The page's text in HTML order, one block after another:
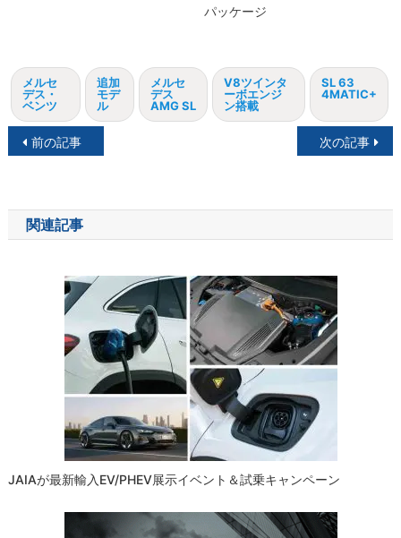
パッケージ
メルセ
デス・
ベンツ
追加
モデ
ル
メルセ
デス
AMG SL
V8ツインタ
ーボエンジ
ン搭載
SL 63
4MATIC+
投
ナ
ビ
前の記事 次の記事
関連記事
JAIAが最新輸入EV/PHEV展示イベント＆試乗キャンペーン